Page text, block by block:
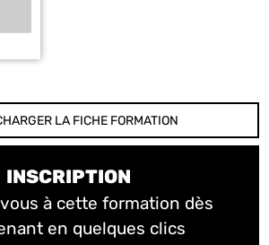
LA FICHE FORMATION
INSCRIPTION
à cette formation dès
en quelques clics